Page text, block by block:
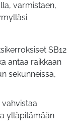
varmistaen,
SB12
antaa raikkaan
sekunneissa,
ylläpitämään